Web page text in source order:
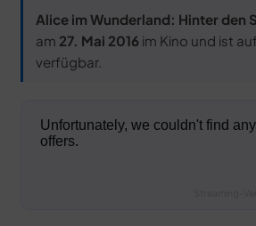
DEALS
MEIN HQ
Alice im Wunderland: Hinter den
am 27. Mai 2016im Kino und ist
verfügbar.